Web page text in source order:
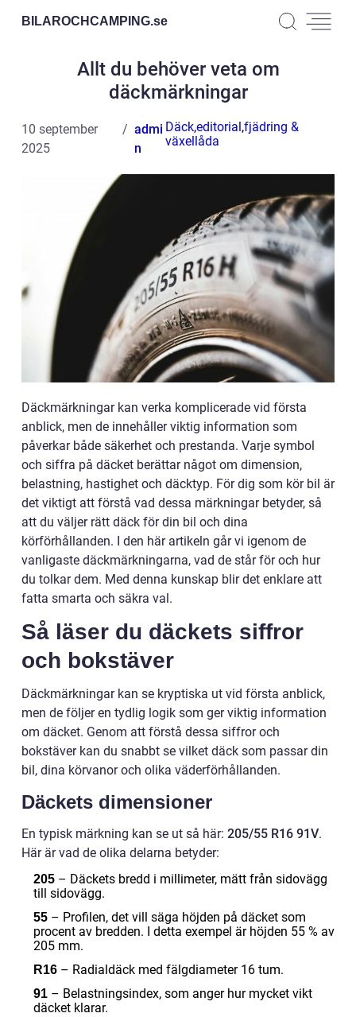
BILAROCHCAMPING.se
Allt du behöver veta om
däckmärkningar
10 september
2025
admi
n
Däck,editorial,fjädring &
växellåda
Däckmärkningar kan verka komplicerade vid första
anblick, men de innehåller viktig information som
påverkar både säkerhet och prestanda. Varje symbol
och siffra på däcket berättar något om dimension,
belastning, hastighet och däcktyp. För dig som kör bil är
det viktigt att förstå vad dessa märkningar betyder, så
att du väljer rätt däck för din bil och dina
körförhållanden. I den här artikeln går vi igenom de
vanligaste däckmärkningarna, vad de står för och hur
du tolkar dem. Med denna kunskap blir det enklare att
fatta smarta och säkra val.
Så läser du däckets siffror
och bokstäver
Däckmärkningar kan se kryptiska ut vid första anblick,
men de följer en tydlig logik som ger viktig information
om däcket. Genom att förstå dessa siffror och
bokstäver kan du snabbt se vilket däck som passar din
bil, dina körvanor och olika väderförhållanden.
Däckets dimensioner
En typisk märkning kan se ut så här: 205/55 R16 91V.
Här är vad de olika delarna betyder:
205 – Däckets bredd i millimeter, mätt från sidovägg
till sidovägg.
55 – Profilen, det vill säga höjden på däcket som
procent av bredden. I detta exempel är höjden 55 % av
205 mm.
R16 – Radialdäck med fälgdiameter 16 tum.
91 – Belastningsindex, som anger hur mycket vikt
däcket klarar.